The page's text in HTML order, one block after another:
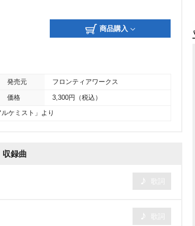
商品購入
発売元 フロンティアワークス
価格 3,300円（税込）
ケミスト」より
収録曲